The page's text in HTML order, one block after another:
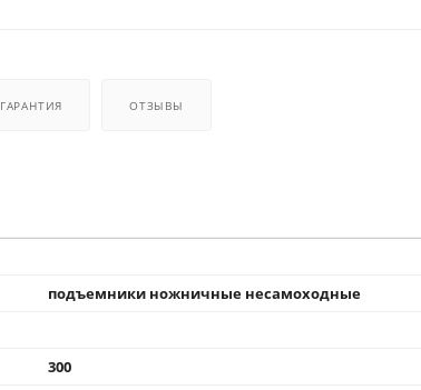
ГАРАНТИЯ ОТЗЫВЫ
подъемники ножничные несамоходные
300